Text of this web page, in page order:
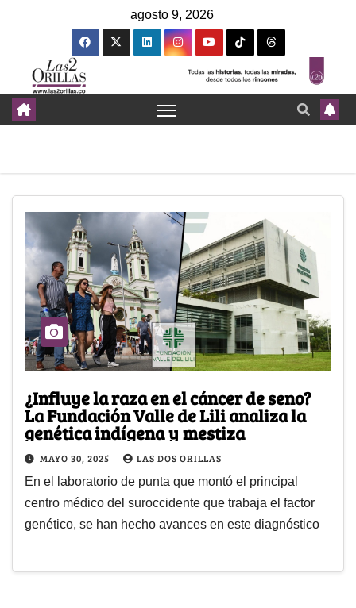
agosto 9, 2026
¿Influye la raza en el cáncer de seno?
La Fundación Valle de Lili analiza la
genética indígena y mestiza
MAYO 30, 2025 LAS DOS ORILLAS
En el laboratorio de punta que montó el principal
centro médico del suroccidente que trabaja el factor
genético, se han hecho avances en este diagnóstico